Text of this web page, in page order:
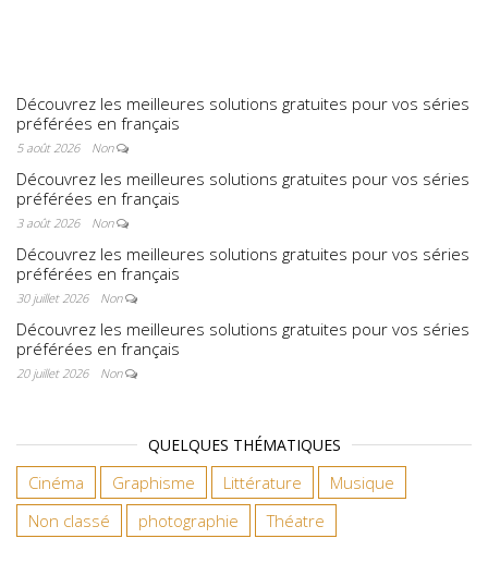
Découvrez les meilleures solutions gratuites pour vos séries
préférées en français
5 août 2026 Non
Découvrez les meilleures solutions gratuites pour vos séries
préférées en français
3 août 2026 Non
Découvrez les meilleures solutions gratuites pour vos séries
préférées en français
30 juillet 2026 Non
Découvrez les meilleures solutions gratuites pour vos séries
préférées en français
20 juillet 2026 Non
QUELQUES THÉMATIQUES
Cinéma Graphisme Littérature
Musique
Non classé
photographie Théatre